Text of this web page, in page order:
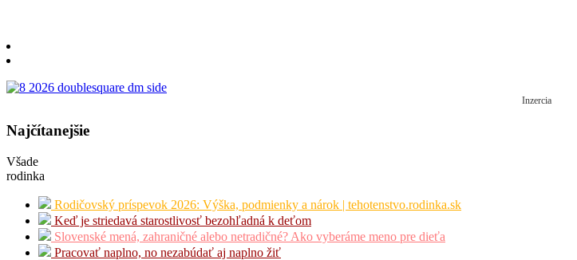
Inzercia
Najčítanejšie
Všade
rodinka
Rodičovský príspevok 2026: Výška, podmienky a nárok | tehotenstvo.rodinka.sk
Keď je striedavá starostlivosť bezohľadná k deťom
Slovenské mená, zahraničné alebo netradičné? Ako vyberáme meno pre dieťa
Pracovať naplno, no nezabúdať aj naplno žiť